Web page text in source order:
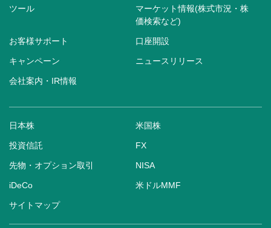
ツール
マーケット情報(株式市況・株
価検索など)
お客様サポート 口座開設
キャンペーン ニュースリリース
会社案内・IR情報
日本株 米国株
投資信託 FX
先物・オプション取引 NISA
iDeCo 米ドルMMF
サイトマップ